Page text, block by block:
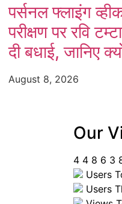
पर्सनल फ्लाइंग
परीक्षण पर रवि
दी बधाई, जानिए
August 8, 2026
Our
4 4 8 6 3
Users
Users